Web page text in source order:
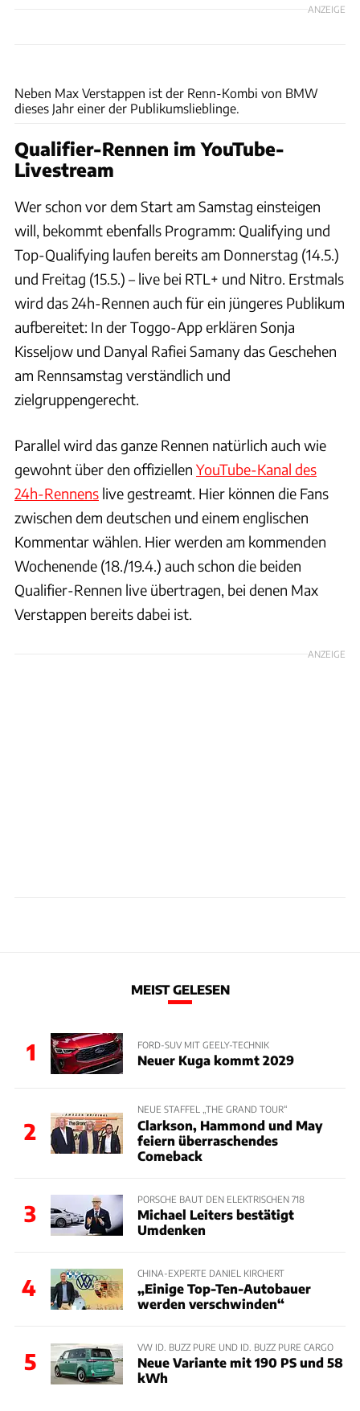
ANZEIGE
Neben Max Verstappen ist der Renn-Kombi von BMW
dieses Jahr einer der Publikumslieblinge.
Qualifier-Rennen im YouTube-
Livestream
Wer schon vor dem Start am Samstag einsteigen
will, bekommt ebenfalls Programm: Qualifying und
Top-Qualifying laufen bereits am Donnerstag (14.5.)
und Freitag (15.5.) – live bei RTL+ und Nitro. Erstmals
wird das 24h-Rennen auch für ein jüngeres Publikum
aufbereitet: In der Toggo-App erklären Sonja
Kisseljow und Danyal Rafiei Samany das Geschehen
am Rennsamstag verständlich und
zielgruppengerecht.
Parallel wird das ganze Rennen natürlich auch wie
gewohnt über den offiziellen YouTube-Kanal des
24h-Rennens live gestreamt. Hier können die Fans
zwischen dem deutschen und einem englischen
Kommentar wählen. Hier werden am kommenden
Wochenende (18./19.4.) auch schon die beiden
Qualifier-Rennen live übertragen, bei denen Max
Verstappen bereits dabei ist.
ANZEIGE
MEIST GELESEN
1 FORD-SUV MIT GEELY-TECHNIK
Neuer Kuga kommt 2029
2
NEUE STAFFEL „THE GRAND TOUR“
Clarkson, Hammond und May
feiern überraschendes
Comeback
3
PORSCHE BAUT DEN ELEKTRISCHEN 718
Michael Leiters bestätigt
Umdenken
4
CHINA-EXPERTE DANIEL KIRCHERT
„Einige Top-Ten-Autobauer
werden verschwinden“
5
VW ID. BUZZ PURE UND ID. BUZZ PURE CARGO
Neue Variante mit 190 PS und 58
kWh